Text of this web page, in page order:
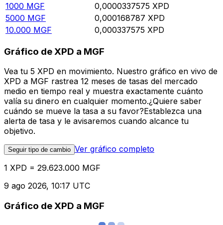
1000 MGF 0,0000337575 XPD
5000 MGF 0,000168787 XPD
10.000 MGF 0,000337575 XPD
Gráfico de XPD a MGF
Vea tu 5 XPD en movimiento. Nuestro gráfico en vivo de
XPD a MGF rastrea 12 meses de tasas del mercado
medio en tiempo real y muestra exactamente cuánto
valía su dinero en cualquier momento.¿Quiere saber
cuándo se mueve la tasa a su favor?Establezca una
alerta de tasa y le avisaremos cuando alcance tu
objetivo.
Seguir tipo de cambio Ver gráfico completo
1 XPD = 29.623.000 MGF
9 ago 2026, 10:17 UTC
Gráfico de XPD a MGF